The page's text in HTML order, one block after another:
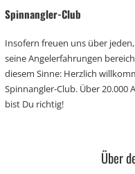
Spinnangler-Club
Insofern freuen uns über
seine Angelerfahrungen
diesem Sinne: Herzlich
Spinnangler-Club. Über
bist Du richtig!
Über